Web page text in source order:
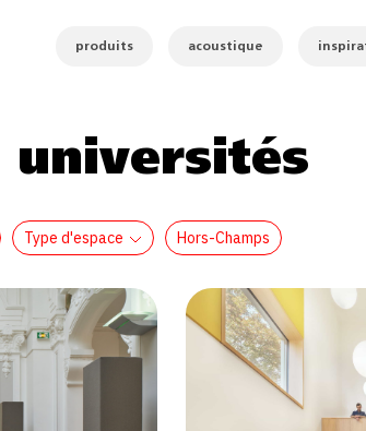
produits acoustique
universités
Type d'espace Hors-Champs